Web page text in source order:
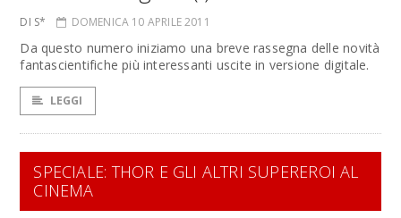
DI S* DOMENICA 10 APRILE 2011
Da questo numero iniziamo una breve rassegna delle novità
fantascientifiche più interessanti uscite in versione digitale.
LEGGI
SPECIALE: THOR E GLI ALTRI SUPEREROI AL
CINEMA